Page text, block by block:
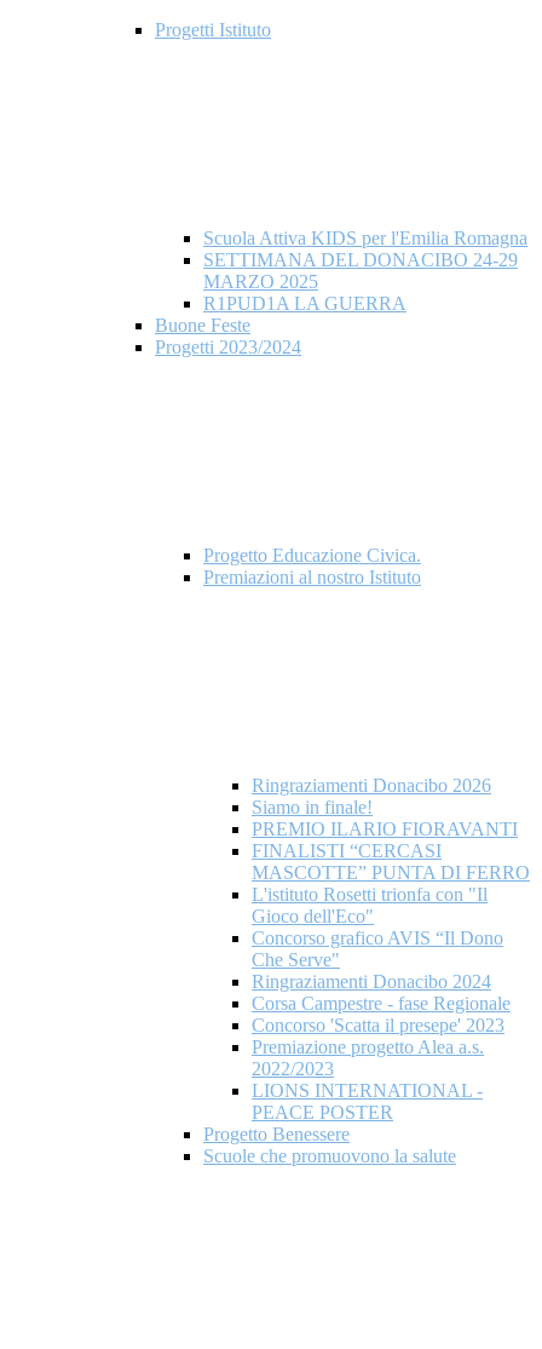
Progetti Istituto
Scuola Attiva KIDS per l'Emilia Romagna
SETTIMANA DEL DONACIBO 24-29
MARZO 2025
R1PUD1A LA GUERRA
Buone Feste
Progetti 2023/2024
Progetto Educazione Civica.
Premiazioni al nostro Istituto
Ringraziamenti Donacibo 2026
Siamo in finale!
PREMIO ILARIO FIORAVANTI
FINALISTI “CERCASI
MASCOTTE” PUNTA DI FERRO
L'istituto Rosetti trionfa con "Il
Gioco dell'Eco"
Concorso grafico AVIS “Il Dono
Che Serve"
Ringraziamenti Donacibo 2024
Corsa Campestre - fase Regionale
Concorso 'Scatta il presepe' 2023
Premiazione progetto Alea a.s.
2022/2023
LIONS INTERNATIONAL -
PEACE POSTER
Progetto Benessere
Scuole che promuovono la salute